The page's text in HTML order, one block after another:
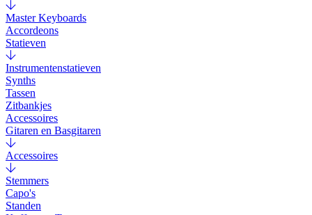
Master Keyboards
Accordeons
Statieven
Instrumentenstatieven
Synths
Tassen
Zitbankjes
Accessoires
Gitaren en Basgitaren
Accessoires
Stemmers
Capo's
Standen